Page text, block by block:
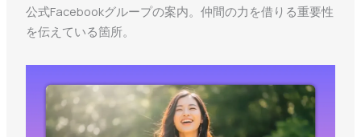
公式Facebookグループの案内。仲間の力を借りる重要性
を伝えている箇所。